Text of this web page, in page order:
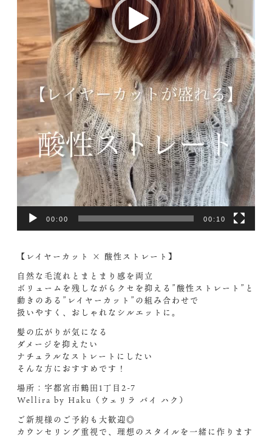
00:00 00:10
【レイヤーカット × 酸性ストレート】
自然な毛流れとまとまり感を両立
ボリュームを残しながらクセを抑える”酸性ストレート”と
動きのある”レイヤーカット”の組み合わせで
扱いやすく、おしゃれなシルエットに。
髪の広がりが気になる
ダメージを抑えたい
ナチュラルなストレートにしたい
そんな方におすすめです！
場所：宇都宮市鶴田1丁目2-7
Wellira by Haku（ウェリラ バイ ハク）
ご新規様のご予約も大歓迎◎
カウンセリング重視で、理想のスタイルを一緒に作ります️